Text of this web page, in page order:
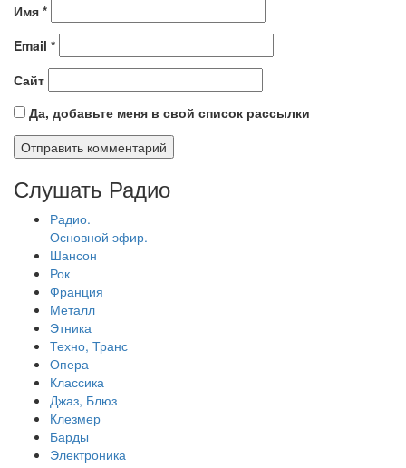
Имя *
Email *
Сайт
Да, добавьте меня в свой список рассылки
Слушать Радио
Радио.
Основной эфир.
Шансон
Рок
Франция
Металл
Этника
Техно, Транс
Опера
Классика
Джаз, Блюз
Клезмер
Барды
Электроника